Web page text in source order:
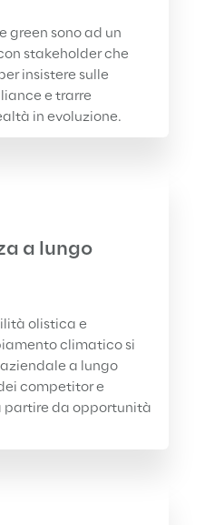
green sono ad un
stakeholder che
insistere sulle
e trarre
in evoluzione.
a lungo
olistica e
climatico si
a lungo
competitor e
partire da opportunità